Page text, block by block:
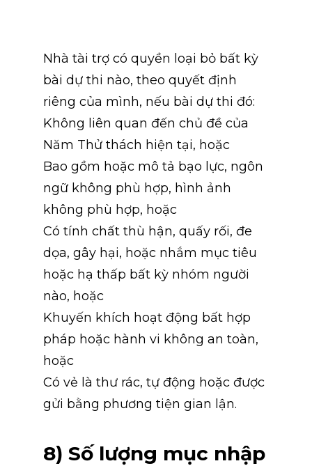
Nhà tài trợ có quyền loại bỏ bất kỳ
bài dự thi nào, theo quyết định
riêng của mình, nếu bài dự thi đó:
Không liên quan đến chủ đề của
Năm Thử thách hiện tại, hoặc
Bao gồm hoặc mô tả bạo lực, ngôn
ngữ không phù hợp, hình ảnh
không phù hợp, hoặc
Có tính chất thù hận, quấy rối, đe
dọa, gây hại, hoặc nhắm mục tiêu
hoặc hạ thấp bất kỳ nhóm người
nào, hoặc
Khuyến khích hoạt động bất hợp
pháp hoặc hành vi không an toàn,
hoặc
Có vẻ là thư rác, tự động hoặc được
gửi bằng phương tiện gian lận.
8) Số lượng mục nhập